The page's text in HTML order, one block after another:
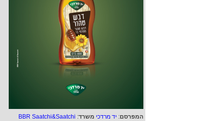
המפרסם: יד מרדכי משרד:
BBR Saatchi&Saatchi